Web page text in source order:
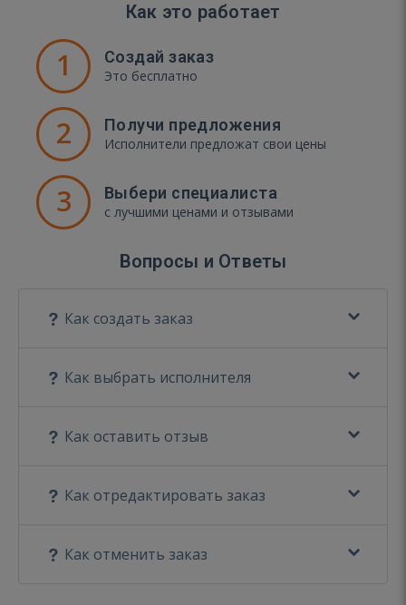
Как это работает
1 Создай заказ
Это бесплатно
2 Получи предложения
Исполнители предложат свои цены
3 Выбери специалиста
с лучшими ценами и отзывами
Вопросы и Ответы
Как создать заказ
Как выбрать исполнителя
Как оставить отзыв
Как отредактировать заказ
Как отменить заказ